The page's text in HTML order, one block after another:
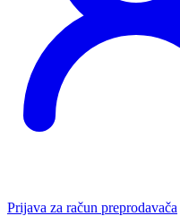
Prijava za račun preprodavača